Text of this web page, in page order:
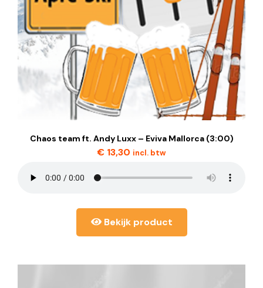
Chaos team ft. Andy Luxx – Eviva Mallorca (3:00)
€ 13,30 incl. btw
Bekijk product